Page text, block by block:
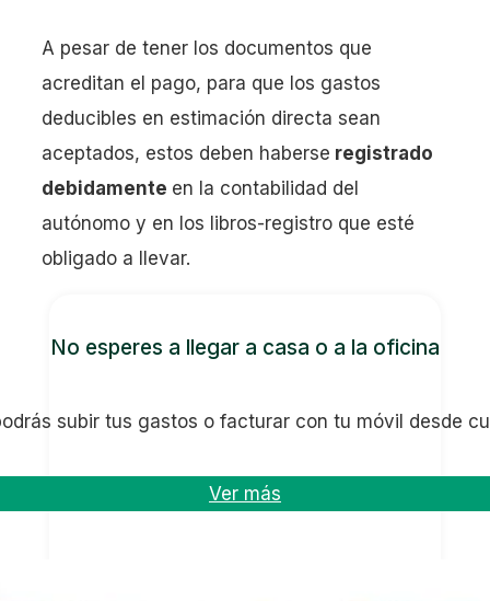
A pesar de tener los documentos que
acreditan el pago, para que los gastos
deducibles en estimación directa sean
aceptados, estos deben haberse registrado
debidamente en la contabilidad del
autónomo y en los libros-registro que esté
obligado a llevar.
No esperes a llegar a casa o a la oficina
subir tus gastos o facturar con tu móvil desde
Ver más